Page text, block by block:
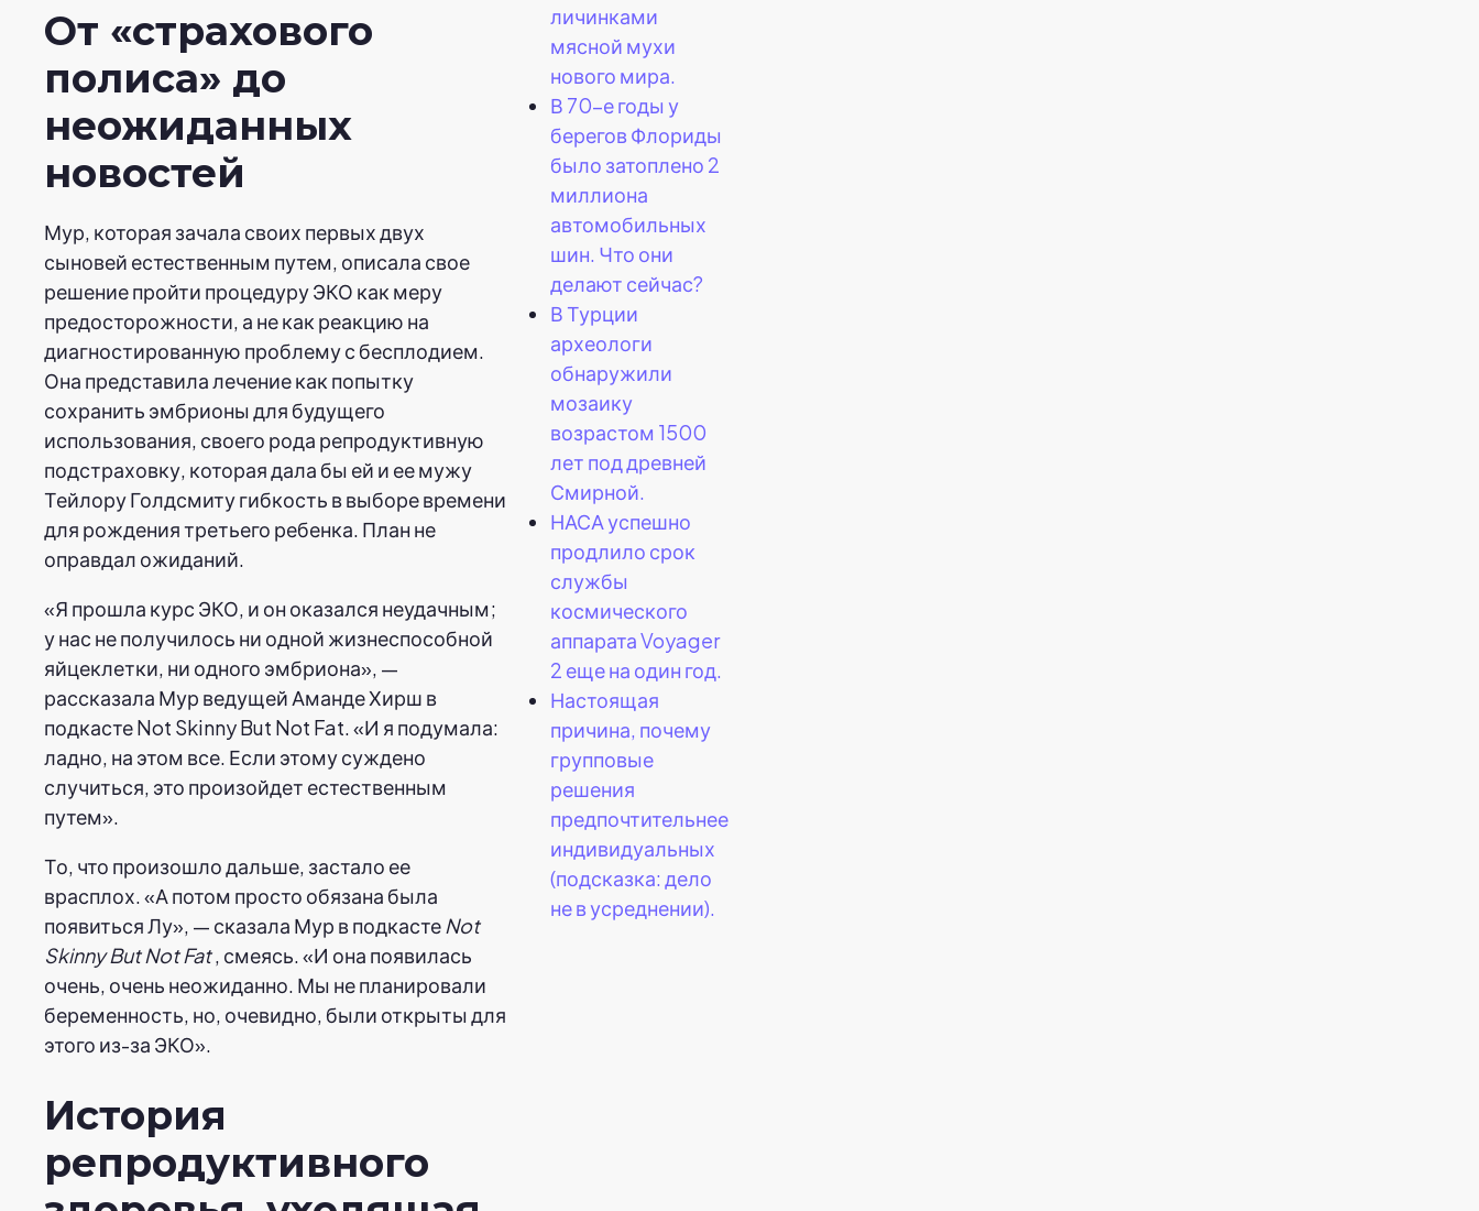
От «страхового
полиса» до
неожиданных
новостей
Мур, которая зачала своих первых двух
сыновей естественным путем, описала свое
решение пройти процедуру ЭКО как меру
предосторожности, а не как реакцию на
диагностированную проблему с бесплодием.
Она представила лечение как попытку
сохранить эмбрионы для будущего
использования, своего рода репродуктивную
подстраховку, которая дала бы ей и ее мужу
Тейлору Голдсмиту гибкость в выборе времени
для рождения третьего ребенка. План не
оправдал ожиданий.
«Я прошла курс ЭКО, и он оказался неудачным;
у нас не получилось ни одной жизнеспособной
яйцеклетки, ни одного эмбриона», —
рассказала Мур ведущей Аманде Хирш в
подкасте Not Skinny But Not Fat. «И я подумала:
ладно, на этом все. Если этому суждено
случиться, это произойдет естественным
путем».
То, что произошло дальше, застало ее
врасплох. «А потом просто обязана была
появиться Лу», — сказала Мур в подкасте Not
Skinny But Not Fat, смеясь. «И она появилась
очень, очень неожиданно. Мы не планировали
беременность, но, очевидно, были открыты для
этого из-за ЭКО».
История
репродуктивного
личинками
мясной мухи
нового мира.
В 70-е годы у
берегов Флориды
было затоплено 2
миллиона
автомобильных
шин. Что они
делают сейчас?
В Турции
археологи
обнаружили
мозаику
возрастом 1500
лет под древней
Смирной.
НАСА успешно
продлило срок
службы
космического
аппарата Voyager
2 еще на один год.
Настоящая
причина, почему
групповые
решения
предпочтительнее
индивидуальных
(подсказка: дело
не в усреднении).